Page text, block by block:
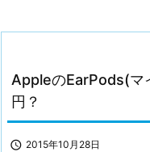
AppleのEarPods(マ
円？
 2015年10月28日